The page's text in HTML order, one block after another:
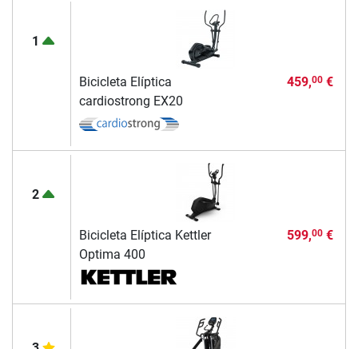
1
Bicicleta Elíptica
cardiostrong EX20
459,00€
2
Bicicleta Elíptica Kettler
Optima 400
599,00€